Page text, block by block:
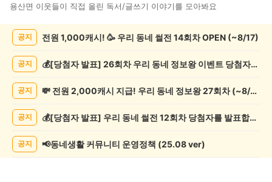
용산면 이웃들이 직접 올린 독서/글쓰기 이야기를 모아봐요
목
공지 전원 1,000캐시! 🥳 우리 동네 썰전 14회차 OPEN (~8/17)
공지 💰[당첨자 발표] 26회차 우리 동네 정보왕 이벤트 당첨자를 발표합니다!
공지 💸 전원 2,000캐시 지급! 우리 동네 정보왕 27회차 (~8/10)
공지 💰[당첨자 발표] 우리 동네 썰전 12회차 당첨자를 발표합니다!
공지 📢동네생활 커뮤니티 운영정책 (25.08 ver)